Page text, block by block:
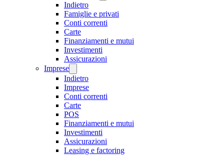
Indietro
Famiglie e privati
Conti correnti
Carte
Finanziamenti e mutui
Investimenti
Assicurazioni
Imprese
Indietro
Imprese
Conti correnti
Carte
POS
Finanziamenti e mutui
Investimenti
Assicurazioni
Leasing e factoring